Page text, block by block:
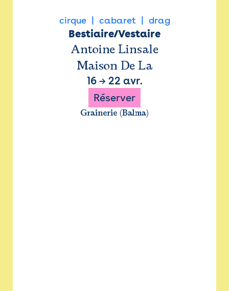
cirque cabaret drag
Bestiaire/Vestaire
Antoine Linsale
Maison De La
16→ 22 avr.
Réserver
Grainerie (Balma)